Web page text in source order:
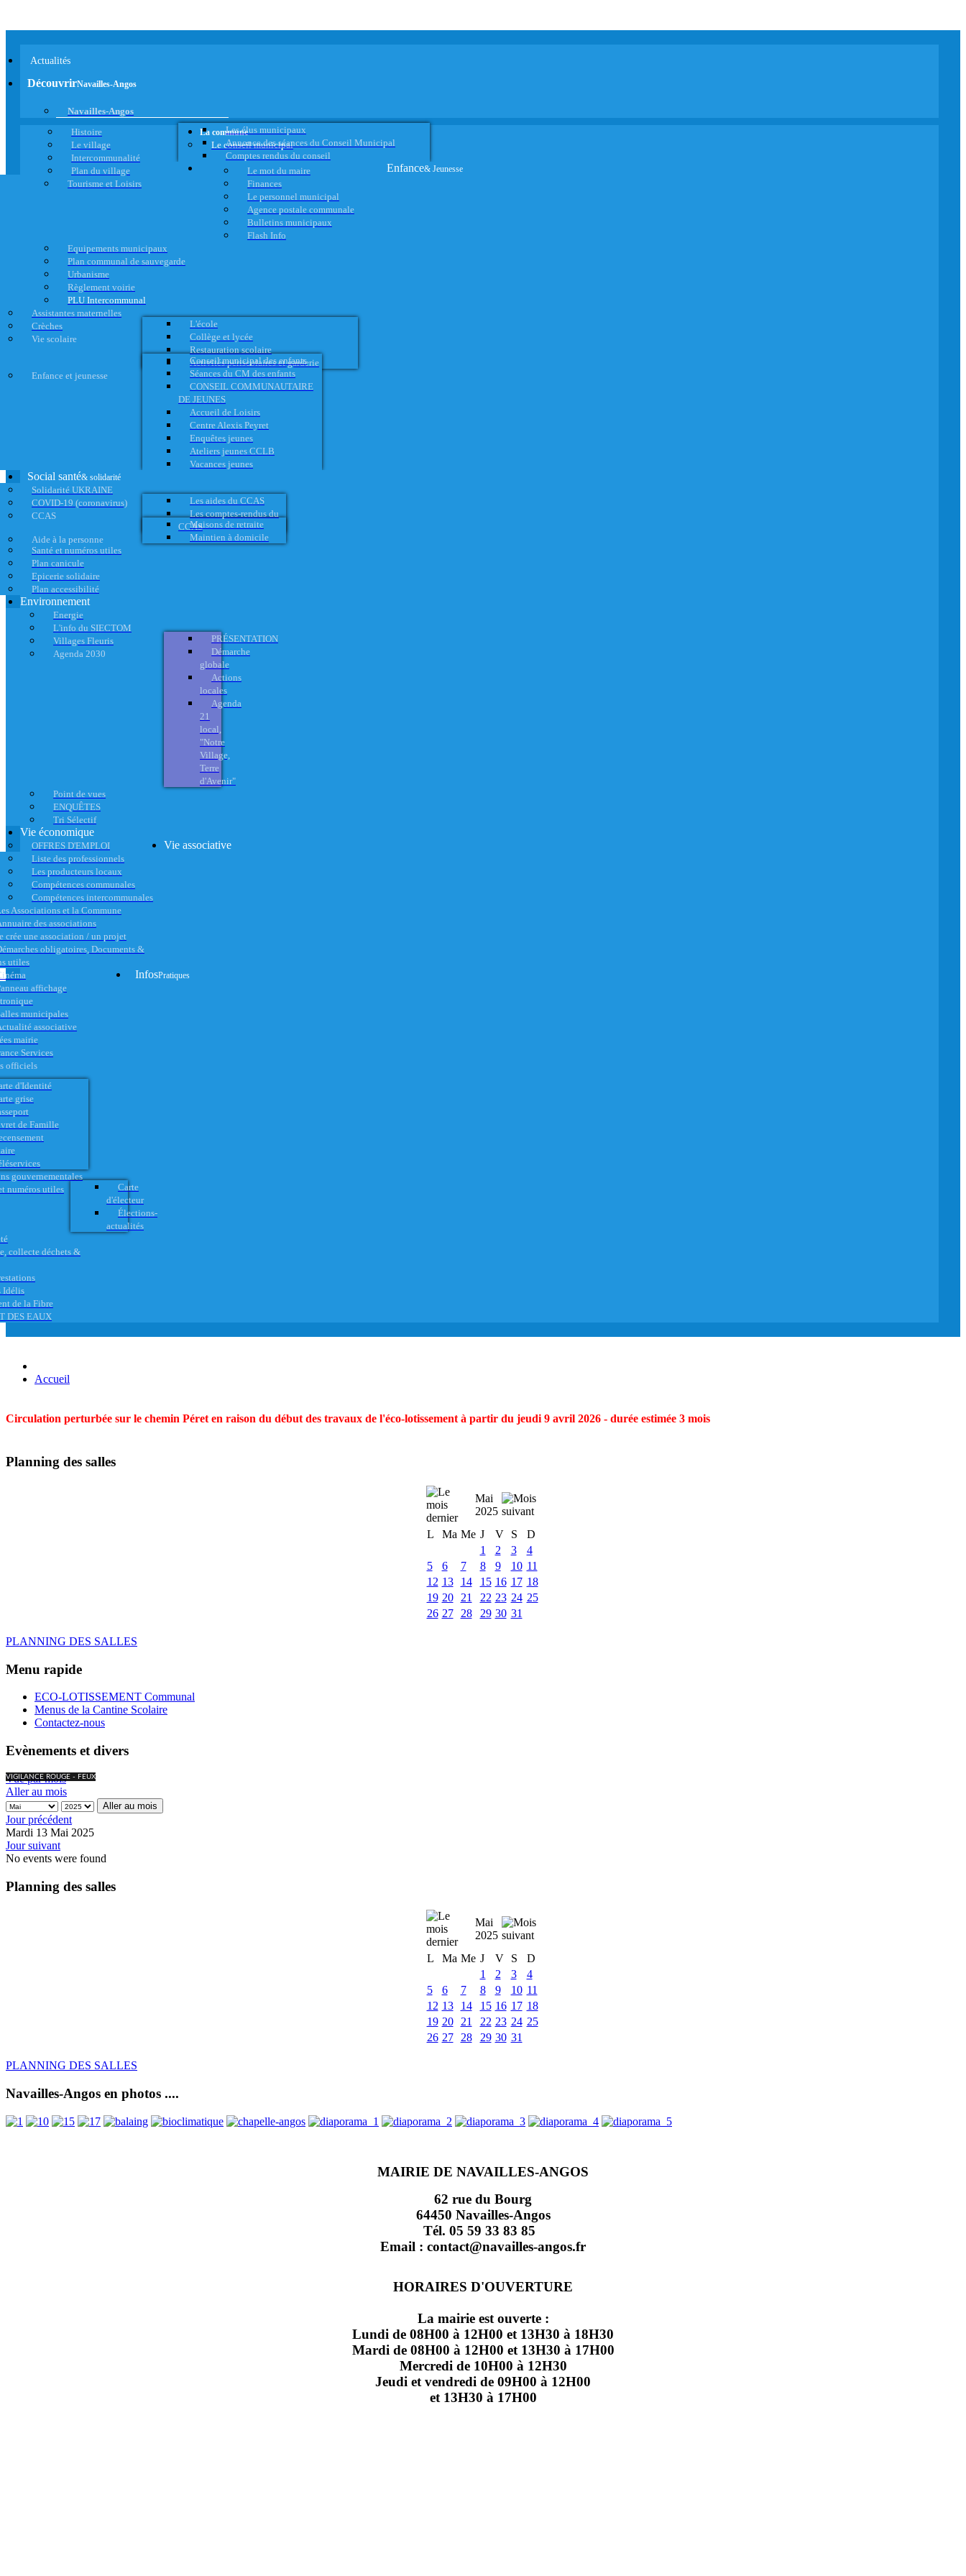
Actualités
DécouvrirNavailles-Angos
Navailles-Angos
Histoire
Le village
Intercommunalité
Plan du village
Tourisme et Loisirs
La commune
Le conseil municipal
Les élus municipaux
Annonce des séances du Conseil Municipal
Comptes rendus du conseil
Le mot du maire
Finances
Le personnel municipal
Agence postale communale
Bulletins municipaux
Flash Info
Equipements municipaux
Plan communal de sauvegarde
Urbanisme
Règlement voirie
PLU Intercommunal
Enfance& Jeunesse
Assistantes maternelles
Crèches
Vie scolaire
L'école
Collège et lycée
Restauration scolaire
Activités périscolaires et garderie
Enfance et jeunesse
Conseil municipal des enfants
Séances du CM des enfants
CONSEIL COMMUNAUTAIRE
DE JEUNES
Accueil de Loisirs
Centre Alexis Peyret
Enquêtes jeunes
Ateliers jeunes CCLB
Vacances jeunes
Social santé& solidarité
Solidarité UKRAINE
COVID-19 (coronavirus)
CCAS
Les aides du CCAS
Les comptes-rendus du
CCAS
Aide à la personne
Maisons de retraite
Maintien à domicile
Santé et numéros utiles
Plan canicule
Epicerie solidaire
Plan accessibilité
Environnement
Energie
L'info du SIECTOM
Villages Fleuris
Agenda 2030
PRÉSENTATION
Démarche
globale
Actions
locales
Agenda
21
local,
"Notre
Village,
Terre
d'Avenir"
Point de vues
ENQUÊTES
Tri Sélectif
Vie économique
OFFRES D'EMPLOI
Liste des professionnels
Les producteurs locaux
Compétences communales
Compétences intercommunales
Vie associative
Associations et la Commune
des associations
crée une association / un projet
obligatoires, Documents &
utiles
affichage
municipales
associative
InfosPratiques
mairie
Services
officiels
d'Identité
grise
de Famille
gouvernementales
numéros utiles
Carte
d'électeur
Élections-
actualités
collecte déchets &
Idélis
de la Fibre
DES EAUX
Accueil
Circulation perturbée sur le chemin Péret en raison du début des travaux de l'éco-lotissement à partir du jeudi 9 avril 2026 - durée estimée 3 mois
Planning des salles
Mai
2025
L
Ma Me J V S
D
1
2 3
4
5
6 7 8 9 10 11
12 13 14 15 16 17 18
19 20 21 22 23 24 25
26 27 28 29 30 31
PLANNING DES SALLES
Menu rapide
ECO-LOTISSEMENT Communal
Menus de la Cantine Scolaire
Contactez-nous
Evènements et divers
VIGILANCE ROUGE - FEUX
Vue par mois
Aller au mois
Aller au mois
Jour précédent
Mardi 13 Mai 2025
Jour suivant
No events were found
Planning des salles
Mai
2025
L
Ma Me J V S
D
1
2 3
4
5
6 7 8 9 10 11
12 13 14 15 16 17 18
19 20 21 22 23 24 25
26 27 28 29 30 31
PLANNING DES SALLES
Navailles-Angos en photos ....
MAIRIE DE NAVAILLES-ANGOS
62 rue du Bourg
64450 Navailles-Angos
Tél. 05 59 33 83 85
Email : contact@navailles-angos.fr
HORAIRES D'OUVERTURE
La mairie est ouverte :
Lundi de 08H00 à 12H00 et 13H30 à 18H30
Mardi de 08H00 à 12H00 et 13H30 à 17H00
Mercredi de 10H00 à 12H30
Jeudi et vendredi de 09H00 à 12H00
et 13H30 à 17H00